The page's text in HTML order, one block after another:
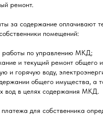
ремонт.
за содержание оплачивают
помещений:
работы по управлению МКД;
и текущий ремонт общего
и горячую воду,
общего имущества, а
вод в целях содержания МКД.
для собственника